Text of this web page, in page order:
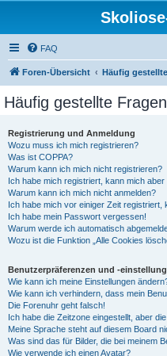
FAQ
Foren-Übersicht Häufig
Häufig gestellte Fragen
Registrierung und Anmeldung
Wozu muss ich mich registrieren?
Was ist COPPA?
Warum kann ich mich nicht registrieren?
Ich habe mich registriert, kann mich aber
Warum kann ich mich nicht anmelden?
Ich habe mich vor einiger Zeit registriert,
Ich habe mein Passwort vergessen!
Warum werde ich automatisch
Wozu ist die Funktion „Alle Cookies
Benutzerpräferenzen und -
Wie kann ich meine Einstellungen
Wie kann ich verhindern, dass mein
Die Forenuhr geht falsch!
Ich habe die Zeitzone eingestellt, aber
Meine Sprache steht auf diesem Board
Was sind das für Bilder, die bei meinem
Wie verwende ich einen Avatar?